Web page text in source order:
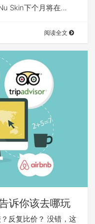
Skin下个月将在…
阅读全文
诉你该去哪玩
反复比价？ 没错，这